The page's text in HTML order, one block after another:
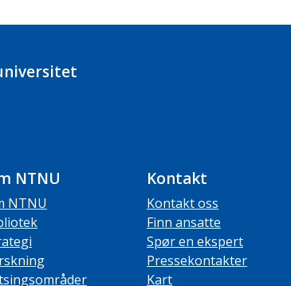
NTNU
NTNU
Kontakt
Kontakt oss
Finn ansatte
Spør en ekspert
Pressekontakter
Kart